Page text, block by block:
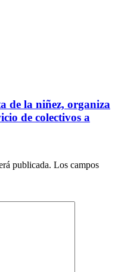
de la niñez, organiza
de colectivos a
publicada. Los campos